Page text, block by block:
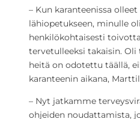
– Kun karanteenissa
lähiopetukseen, minulle
henkilökohtaisesti
tervetulleeksi takaisin.
heitä on odotettu täällä,
karanteenin aikana,
– Nyt jatkamme
ohjeiden noudattamista,